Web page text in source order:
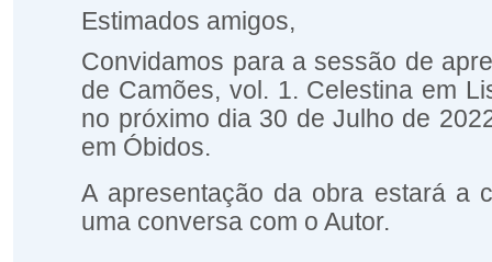
Estimados amigos,
Convidamos para a sessão de
de Camões, vol. 1. Celestina em
no próximo dia 30 de Julho de
em Óbidos.
A apresentação da obra estará a
uma conversa com o Autor.